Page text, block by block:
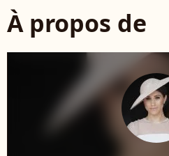
À propos de